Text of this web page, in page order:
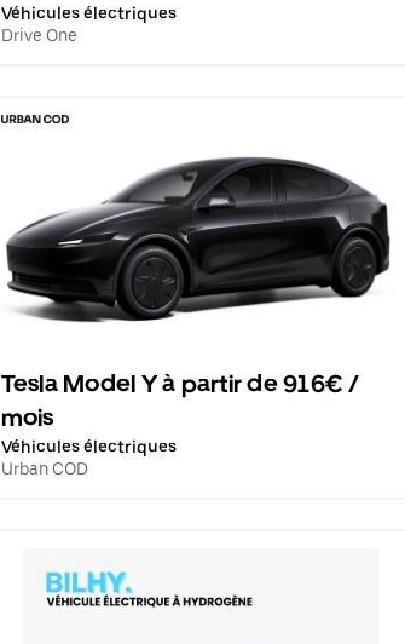
Véhicules électriques
Drive One
Tesla Model Y à partir de 916€ /
mois
Véhicules électriques
Urban COD